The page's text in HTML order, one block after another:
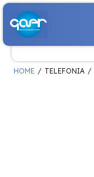
HOME TELEFONIA